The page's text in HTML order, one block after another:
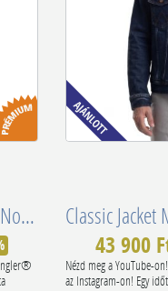
13MWZ Original Cowboy Cut® Non-Elastic Dark Stone 112358499
43 900
Nézd meg a YouTube-
az Instagram-on! Egy